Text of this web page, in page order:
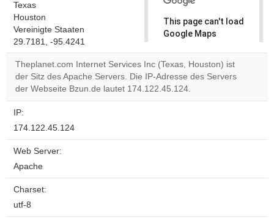
Texas
Houston
Vereinigte Staaten
29.7181, -95.4241
This page can't load
Google Maps
Do you
website?
OK
Theplanet.com Internet Services Inc (Texas, Houston) ist
der Sitz des Apache Servers. Die IP-Adresse des Servers
der Webseite Bzun.de lautet 174.122.45.124.
IP:
174.122.45.124
Web Server:
Apache
Charset:
utf-8